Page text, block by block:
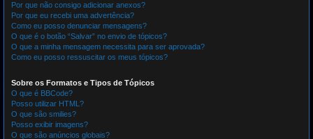
Por que não consigo adicionar anexos?
Por que eu recebi uma advertência?
Como eu posso denunciar mensagens?
O que é o botão “Salvar” no envio de tópicos?
O que a minha mensagem necessita para ser aprovada?
Como eu posso ressuscitar os meus tópicos?
Sobre os Formatos e Tipos de Tópicos
O que é BBCode?
Posso utilizar HTML?
O que são smilies?
Posso exibir imagens?
O que são anúncios globais?